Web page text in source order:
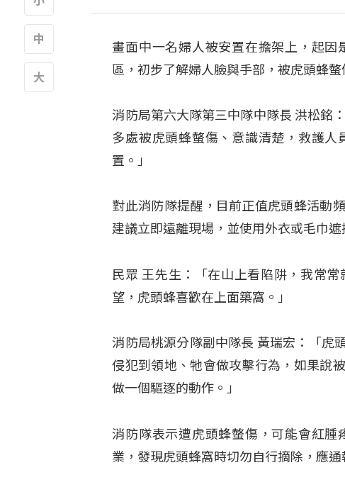
畫面中一名婦人被安置在擔架上，起
區，初步了解婦人臉與手部，被虎頭蜂
消防局第六大隊第三中隊中隊長 洪松銘
多處被虎頭蜂螫傷、意識清楚，救護
置。」
對此消防隊提醒，目前正值虎頭蜂活動
建議立即遠離現場，並使用外衣或毛巾
民眾 王先生：「在山上看陷阱，我常
望，虎頭蜂喜歡在上面築窩。」
消防局桃源分隊副中隊長 黃瑞宏：「虎
侵犯到領地、牠會做攻擊行為，如果說
做一個驅逐的動作。」
消防隊表示遭虎頭蜂螫傷，可能會紅
業，發現虎頭蜂窩時切勿自行摘除，應